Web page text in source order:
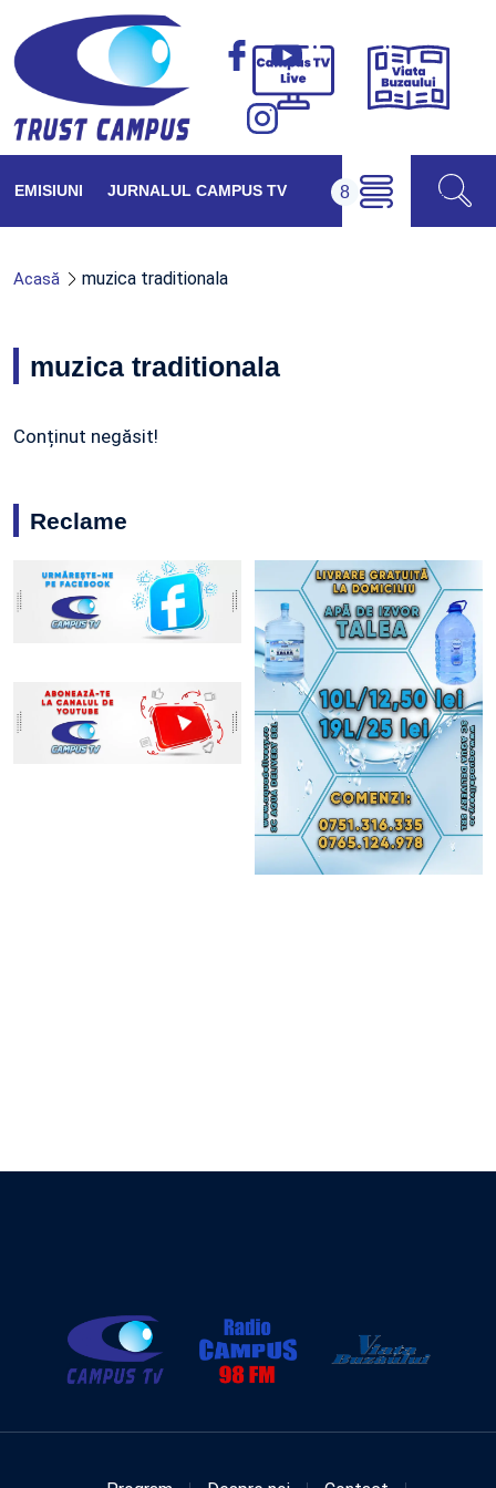
Campus
Viața
EMISIUNI JURNALUL CAMPUS TV
Acasă muzica traditionala
muzica traditionala
Conținut negăsit!
Reclame